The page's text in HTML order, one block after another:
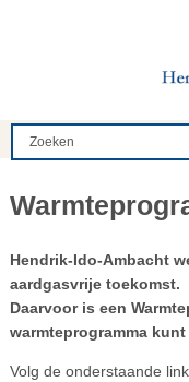
Hendrik-Ido-Ambacht
aardgasvrije toekomst.
Daarvoor is een
warmteprogramma
Volg de onderstaande